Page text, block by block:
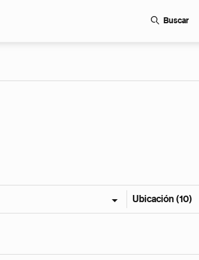
Buscar
Ubicación (10)